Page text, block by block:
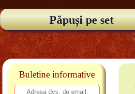
Păpuși pe set
Buletine informative